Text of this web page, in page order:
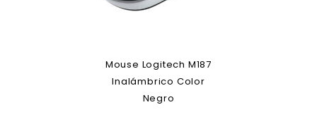
Mouse Logitech M187
Inalámbrico Color
Negro